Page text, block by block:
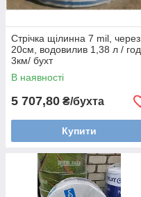
Стрічка щілинна 7 mil, через
20см, водовилив 1,38 л / год
3км/ бухт
В наявності
5 707,80 ₴/бухта
Купити